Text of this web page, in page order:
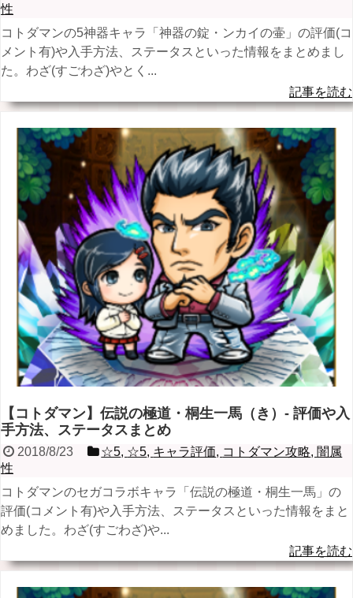
性
コトダマンの5神器キャラ「神器の錠・ンカイの壷」の評価(コ
メント有)や入手方法、ステータスといった情報をまとめまし
た。わざ(すごわざ)やとく...
記事を読む
【コトダマン】伝説の極道・桐生一馬（き）- 評価や入
手方法、ステータスまとめ
2018/8/23 ☆5, ☆5, キャラ評価, コトダマン攻略, 闇属
性
コトダマンのセガコラボキャラ「伝説の極道・桐生一馬」の
評価(コメント有)や入手方法、ステータスといった情報をまと
めました。わざ(すごわざ)や...
記事を読む